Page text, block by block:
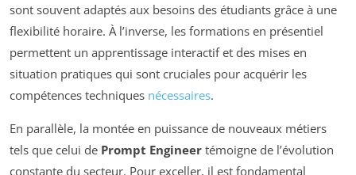
sont souvent adaptés aux besoins des étudiants grâce à une
flexibilité horaire. À l’inverse, les formations en présentiel
permettent un apprentissage interactif et des mises en
situation pratiques qui sont cruciales pour acquérir les
compétences techniques nécessaires.
En parallèle, la montée en puissance de nouveaux métiers
tels que celui de Prompt Engineer témoigne de l’évolution
constante du secteur. Pour exceller, il est fondamental